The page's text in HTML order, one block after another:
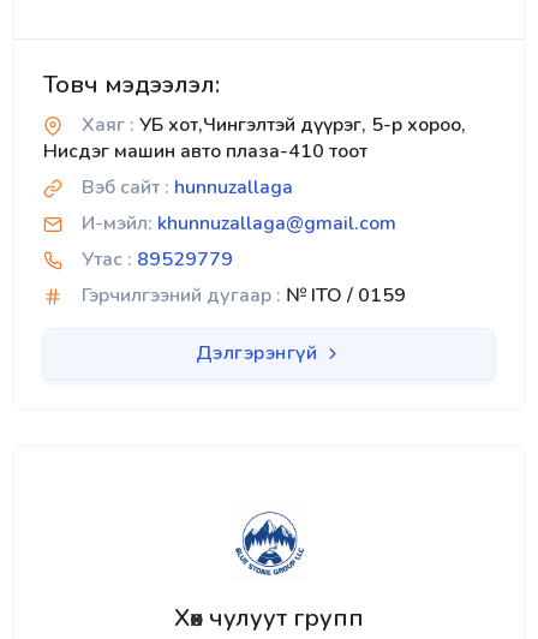
Товч мэдээлэл:
Хаяг : УБ хот,Чингэлтэй дүүрэг, 5-р хороо,
Нисдэг машин авто плаза-410 тоот
Вэб сайт : hunnuzallaga
И-мэйл: khunnuzallaga@gmail.com
Утас : 89529779
Гэрчилгээний дугаар : № ITO / 0159
Дэлгэрэнгүй
Хөх чулуут групп